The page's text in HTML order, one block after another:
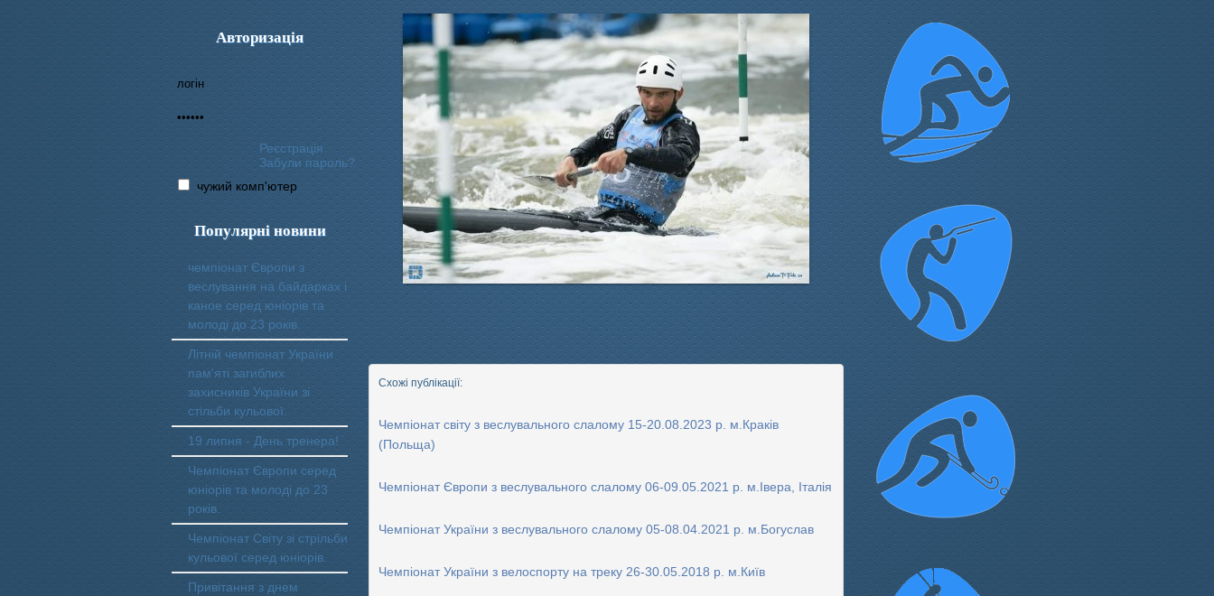
Авторизація
Реєстрація
Забули пароль?
чужий комп'ютер
Популярні новини
чемпіонат Європи з
веслування на байдарках і
каное серед юніорів та
молоді до 23 років.
Літній чемпіонат України
пам'яті загиблих
захисників України зі
стільби кульової.
19 липня - День тренера!
Чемпіонат Європи серед
юніорів та молоді до 23
років.
Чемпіонат Світу зі стрільби
кульової серед юніорів.
Привітання з днем
Схожі публікації:
Чемпіонат світу з веслувального слалому 15-20.08.2023 р. м.Краків
(Польща)
Чемпіонат Європи з веслувального слалому 06-09.05.2021 р. м.Івера, Італія
Чемпіонат України з веслувального слалому 05-08.04.2021 р. м.Богуслав
Чемпіонат України з велоспорту на треку 26-30.05.2018 р. м.Київ